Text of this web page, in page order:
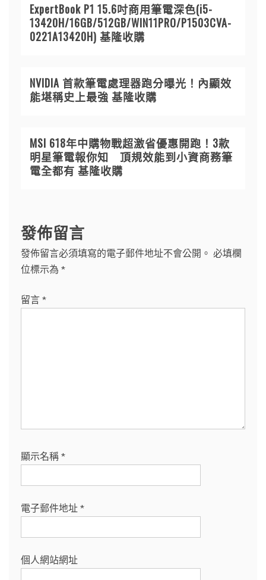
ExpertBook P1 15.6吋商用筆電深色(i5-
13420H/16GB/512GB/WIN11PRO/P1503CVA-
0221A13420H) 基隆收購
NVIDIA 首款筆電處理器跑分曝光！內顯效
能堪稱史上最強 基隆收購
MSI 618年中購物戰超激省優惠開跑！3款
明星筆電報你知 頂規效能到小資商務筆
電全都有 基隆收購
發佈留言
發佈留言必須填寫的電子郵件地址不會公開。 必填欄
位標示為 *
留言 *
顯示名稱 *
電子郵件地址 *
個人網站網址